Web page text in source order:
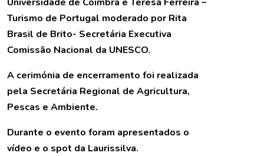
Turismo de Portugal moderado por Rita
Brasil de Brito- Secretária Executiva
Comissão Nacional da UNESCO.
A cerimónia de encerramento foi realizada
pela Secretária Regional de Agricultura,
Pescas e Ambiente.
Durante o evento foram apresentados o
vídeo e o spot da Laurissilva.